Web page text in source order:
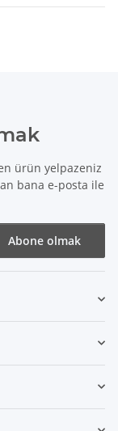
ürün yelpazeniz
bana e-posta ile
Abone olmak